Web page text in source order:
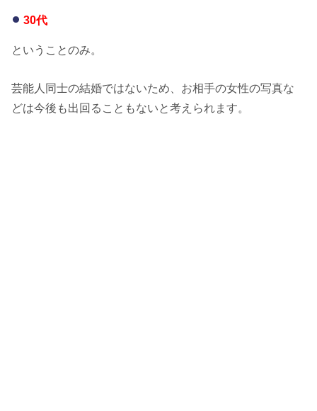
30代
ということのみ。
芸能人同士の結婚ではないため、お相手の女性の写真な
どは今後も出回ることもないと考えられます。